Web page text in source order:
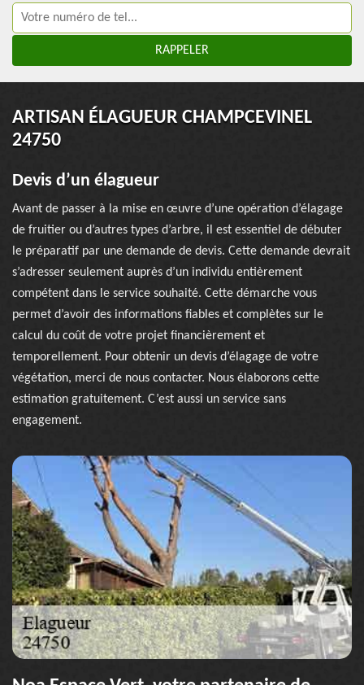
ARTISAN ÉLAGUEUR CHAMPCEVINEL
24750
Devis d’un élagueur
Avant de passer à la mise en œuvre d’une opération d’élagage
de fruitier ou d’autres types d’arbre, il est essentiel de débuter
le préparatif par une demande de devis. Cette demande devrait
s’adresser seulement auprès d’un individu entièrement
compétent dans le service souhaité. Cette démarche vous
permet d’avoir des informations fiables et complètes sur le
calcul du coût de votre projet financièrement et
temporellement. Pour obtenir un devis d’élagage de votre
végétation, merci de nous contacter. Nous élaborons cette
estimation gratuitement. C’est aussi un service sans
engagement.